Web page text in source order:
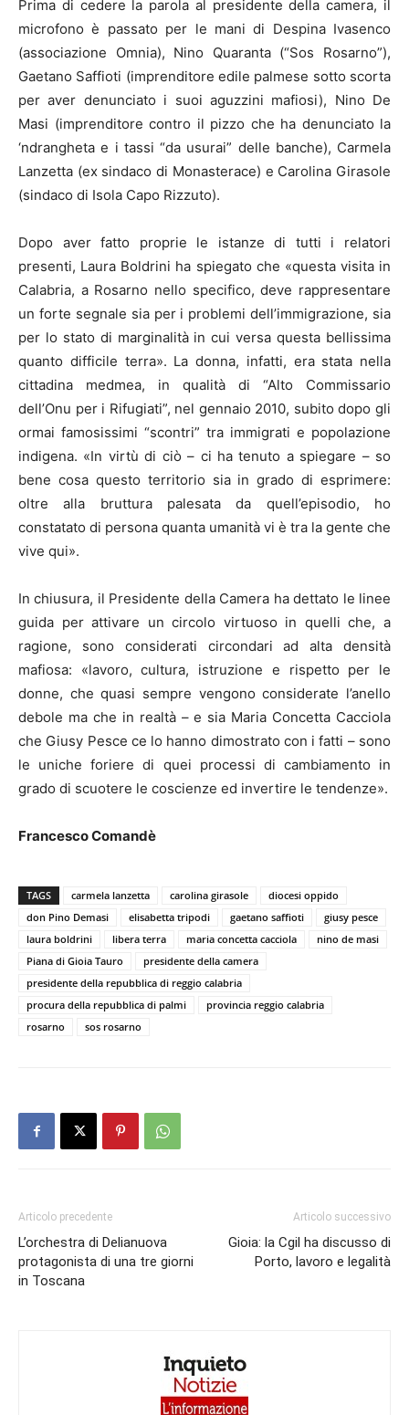
Prima di cedere la parola al presidente della camera, il
microfono è passato per le mani di Despina Ivasenco
(associazione Omnia), Nino Quaranta (“Sos Rosarno”),
Gaetano Saffioti (imprenditore edile palmese sotto scorta
per aver denunciato i suoi aguzzini mafiosi), Nino De
Masi (imprenditore contro il pizzo che ha denunciato la
‘ndrangheta e i tassi “da usurai” delle banche), Carmela
Lanzetta (ex sindaco di Monasterace) e Carolina Girasole
(sindaco di Isola Capo Rizzuto).
Dopo aver fatto proprie le istanze di tutti i relatori
presenti, Laura Boldrini ha spiegato che «questa visita in
Calabria, a Rosarno nello specifico, deve rappresentare
un forte segnale sia per i problemi dell’immigrazione, sia
per lo stato di marginalità in cui versa questa bellissima
quanto difficile terra». La donna, infatti, era stata nella
cittadina medmea, in qualità di “Alto Commissario
dell’Onu per i Rifugiati”, nel gennaio 2010, subito dopo gli
ormai famosissimi “scontri” tra immigrati e popolazione
indigena. «In virtù di ciò – ci ha tenuto a spiegare – so
bene cosa questo territorio sia in grado di esprimere:
oltre alla bruttura palesata da quell’episodio, ho
constatato di persona quanta umanità vi è tra la gente che
vive qui».
In chiusura, il Presidente della Camera ha dettato le linee
guida per attivare un circolo virtuoso in quelli che, a
ragione, sono considerati circondari ad alta densità
mafiosa: «lavoro, cultura, istruzione e rispetto per le
donne, che quasi sempre vengono considerate l’anello
debole ma che in realtà – e sia Maria Concetta Cacciola
che Giusy Pesce ce lo hanno dimostrato con i fatti – sono
le uniche foriere di quei processi di cambiamento in
grado di scuotere le coscienze ed invertire le tendenze».
Francesco Comandè
TAGS carmela lanzetta carolina girasole
diocesi oppido
don Pino Demasi
elisabetta tripodi gaetano saffioti
giusy pesce
laura boldrini
libera terra maria concetta cacciola
nino de masi
Piana di Gioia Tauro
presidente della camera
presidente della repubblica di reggio calabria
procura della repubblica di palmi
provincia reggio calabria
rosarno
sos rosarno
Articolo precedente
L’orchestra di Delianuova
protagonista di una tre giorni
in Toscana
Articolo successivo
Gioia: la Cgil ha discusso di
Porto, lavoro e legalità